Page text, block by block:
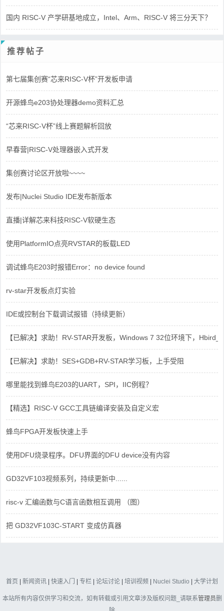
国内 RISC-V 产学研基地成立，Intel、Arm、RISC-V 将三分天下？
推荐帖子
第七届集创赛“芯来RISC-V杯”开发板申请
开源蜂鸟e203协处理器demo资料汇总
“芯来RISC-V杯”线上赛题解析回放
早春营|RISC-V处理器嵌入式开发
集创赛讨论区开放啦~~~~
发布|Nuclei Studio IDE发布新版本
直播|详解芯来科技RISC-V软硬生态
使用PlatformIO点亮RVSTAR的板载LED
调试蜂鸟E203时报错Error：no device found
rv-star开发板点灯实验
IDE或控制台下载调试报错（持续更新）
【已解决】求助！RV-STAR开发板，Windows 7 32位环境下，
【已解决】求助！SES+GDB+RV-STAR学习板，上手受阻
哪里能找到蜂鸟E203的UART，SPI，IIC例程？
【精选】RISC-V GCC工具链编译安装及自定义宏
蜂鸟FPGA开发板快速上手
使用DFU烧录程序。DFU界面的DFU device没有内容
GD32VF103视频系列，持续更新中......
risc-v 汇编函数与C语言函数相互调用 （图）
把 GD32VF103C-START 变成仿真器
首页 | 新闻资讯 | 快速入门 | 专栏 | 论坛讨论 | 培训视频 | Nuclei Studio | 大学计划
本站所有内容仅供学习和交流，如有转载或引用文章涉及版权问题_请联系管理员删